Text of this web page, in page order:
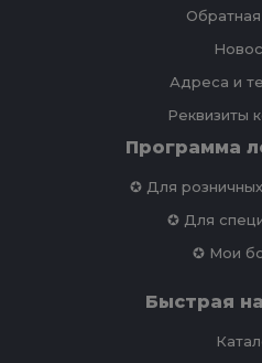
Обратная
Адреса и
Реквизиты
Программа
✪ Для
✪ Для
✪ Мои
Быстрая